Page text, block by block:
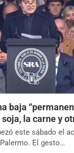
baja
la carne y
este sábado el
El gesto…